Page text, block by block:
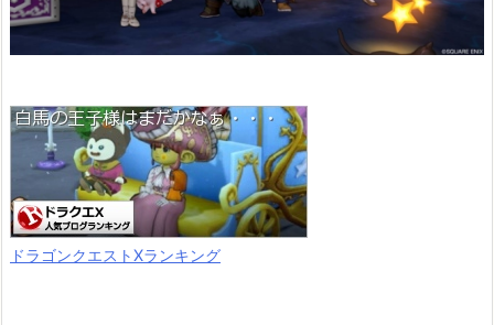
ドラゴンクエストXランキング